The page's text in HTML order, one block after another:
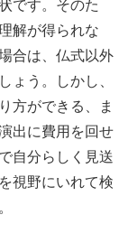
です。そのた
解が得られな
合は、仏式以外
ょう。しかし、
方ができる、ま
出に費用を回せ
自分らしく見送
視野にいれて検